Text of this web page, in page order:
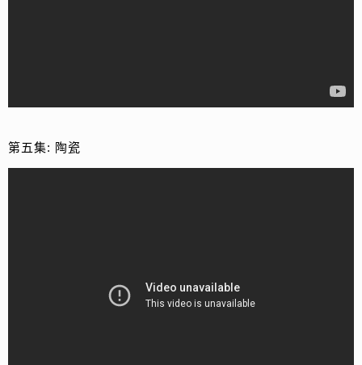
第五集: 陶瓷